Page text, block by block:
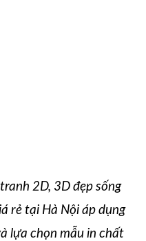
2D, 3D đẹp sống
rẻ tại Hà Nội áp dụng
lựa chọn mẫu in chất